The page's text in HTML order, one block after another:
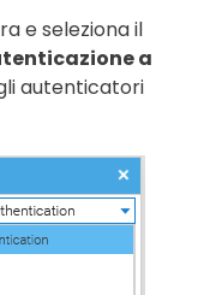
e seleziona il
a
autenticatori